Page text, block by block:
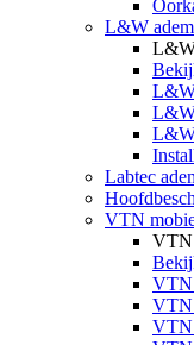
L&W
L&W
L&W
L&W
Labtec
VTN
VTN
VTN
VTN
VTN